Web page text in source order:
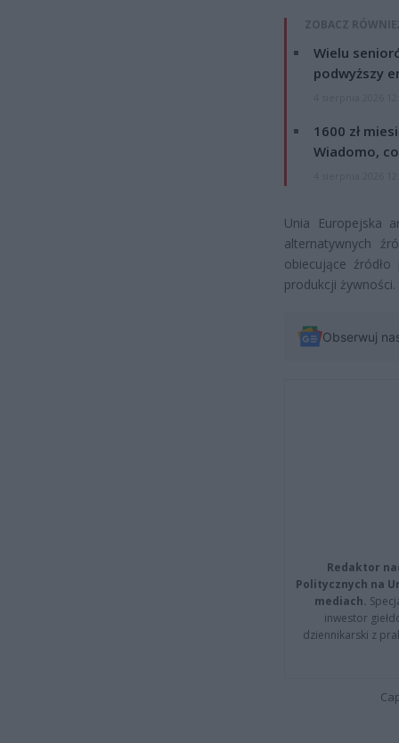
ZOBACZ
Wielu
podwyższy
1600 zł
Wiadomo,
Unia Europejska
alternatywnych
obiecujące
produkcji żywności.
Obserwuj
Redaktor
Politycznych na
mediach.
inwestor
dziennikarski z